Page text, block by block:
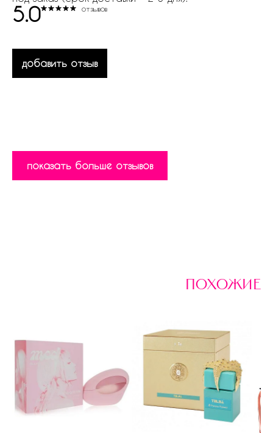
5.0 отзывов
добавить отзыв
показать больше отзывов
похожие